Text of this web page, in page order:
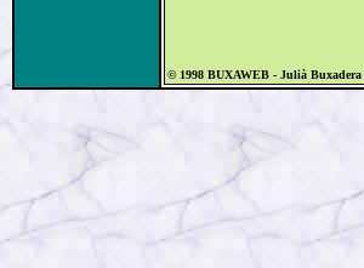
© 1998 BUXAWEB - Julià